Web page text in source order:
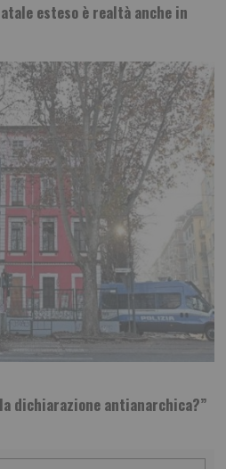
esteso è realtà anche in
dichiarazione antianarchica?”